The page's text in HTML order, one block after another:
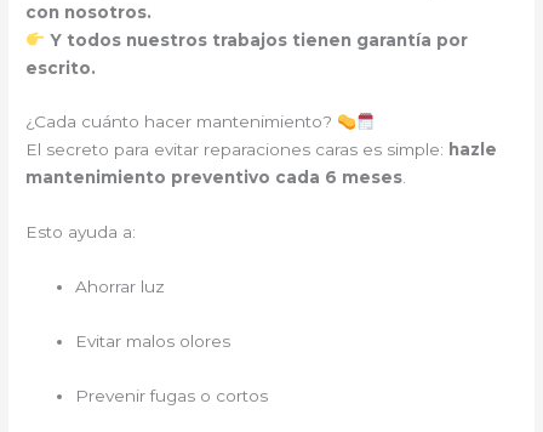
con nosotros.
Y todos nuestros trabajos tienen garantía por
escrito.
¿Cada cuánto hacer mantenimiento?
El secreto para evitar reparaciones caras es simple: hazle
mantenimiento preventivo cada 6 meses.
Esto ayuda a:
Ahorrar luz
Evitar malos olores
Prevenir fugas o cortos